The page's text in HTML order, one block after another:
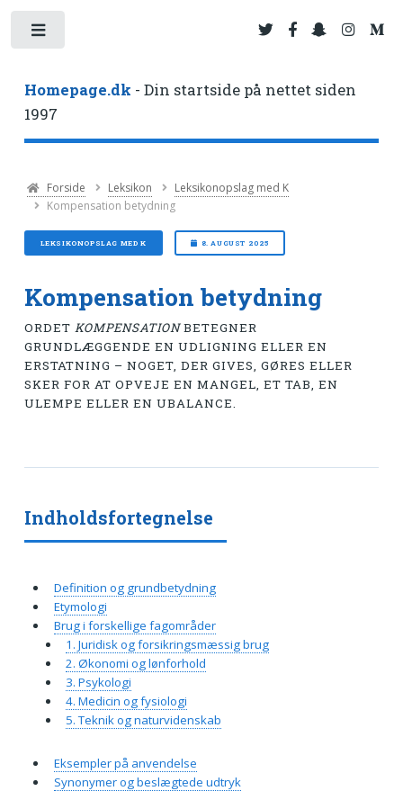
Homepage.dk - Din startside på nettet siden
1997
Forside Leksikon
Leksikonopslag med K
Kompensation betydning
LEKSIKONOPSLAG MED K 8. AUGUST 2025
Kompensation betydning
ORDET KOMPENSATIONBETEGNER
GRUNDLÆGGENDE EN UDLIGNING ELLER EN
ERSTATNING – NOGET, DER GIVES, GØRES ELLER
SKER FOR AT OPVEJE EN MANGEL, ET TAB, EN
ULEMPE ELLER EN UBALANCE.
Indholdsfortegnelse
Definition og grundbetydning
Etymologi
Brug i forskellige fagområder
1. Juridisk og forsikringsmæssig brug
2. Økonomi og lønforhold
3. Psykologi
4. Medicin og fysiologi
5. Teknik og naturvidenskab
Eksempler på anvendelse
Synonymer og beslægtede udtryk